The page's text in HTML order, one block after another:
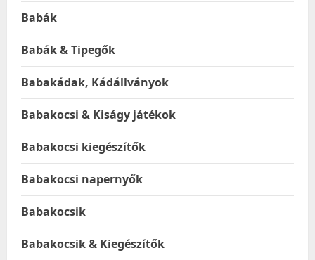
Babák
Babák & Tipegők
Babakádak, Kádállványok
Babakocsi & Kiságy játékok
Babakocsi kiegészítők
Babakocsi napernyők
Babakocsik
Babakocsik & Kiegészítők